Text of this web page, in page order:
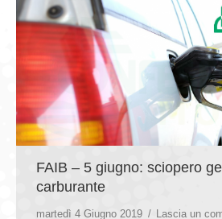
FAIB – 5 giugno: sciopero
carburante
martedì 4 Giugno 2019
Lascia un